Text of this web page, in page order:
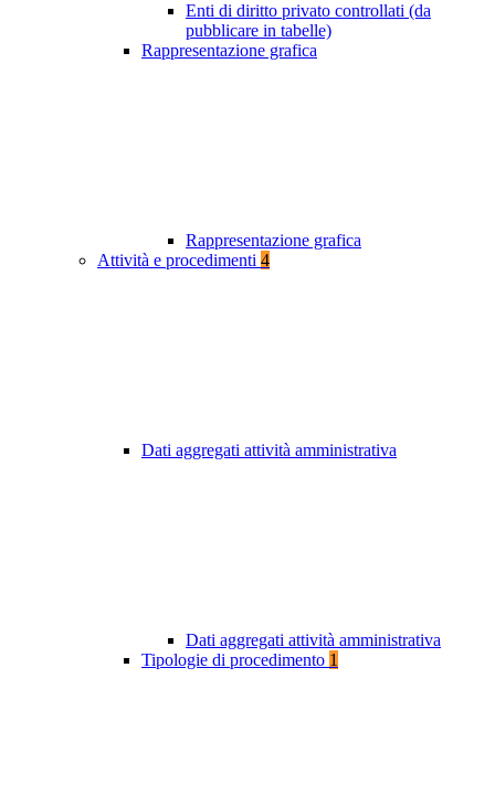
Enti di diritto privato controllati (da
pubblicare in tabelle)
Rappresentazione grafica
Rappresentazione grafica
Attività e procedimenti 4
Dati aggregati attività amministrativa
Dati aggregati attività amministrativa
Tipologie di procedimento 1